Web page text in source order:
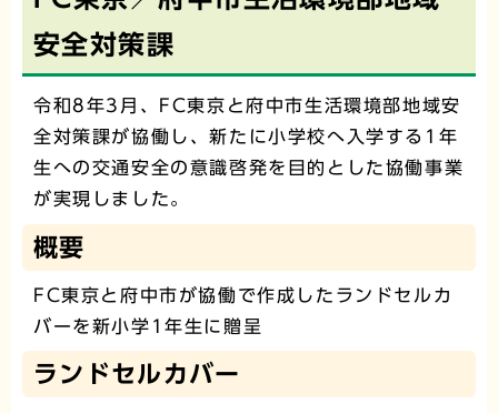
安全対策課
令和8年3月、FC東京と府中市生活環境部地域安
全対策課が協働し、新たに小学校へ入学する1年
生への交通安全の意識啓発を目的とした協働事業
が実現しました。
概要
FC東京と府中市が協働で作成したランドセルカ
バーを新小学1年生に贈呈
ランドセルカバー